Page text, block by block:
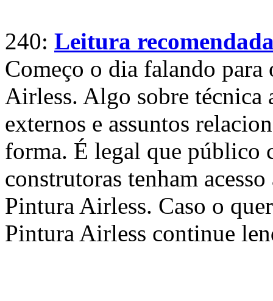
240: Leitura
Começo o dia falando para
Airless. Algo sobre técnica
externos e assuntos
forma. É legal que público
construtoras tenham
Pintura Airless. Caso o
Pintura Airless continue